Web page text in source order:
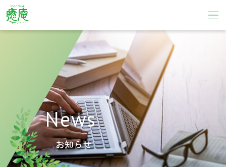
News
お知らせ